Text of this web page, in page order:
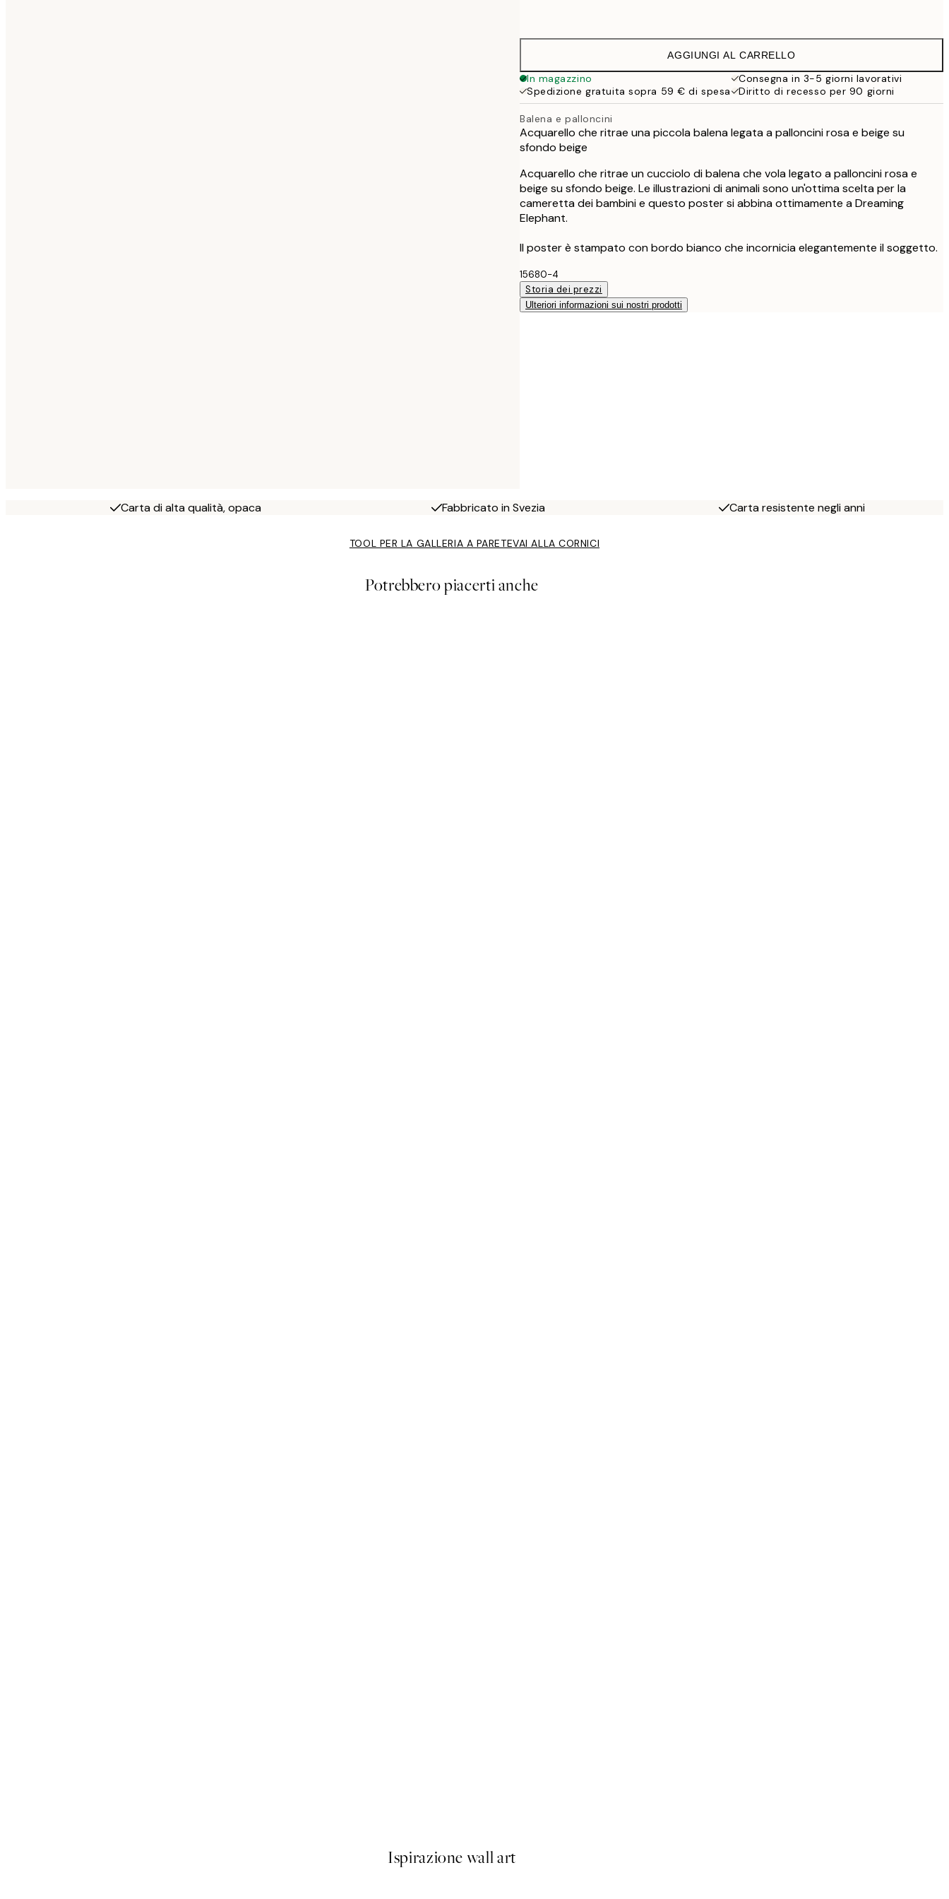
21,95 €
38 €
AGGIUNGI AL CARRELLO
In magazzino
Consegna in 3-5 giorni lavorativi
Spedizione gratuita sopra 59 € di spesa
Diritto di recesso per 90 giorni
Balena e palloncini
Acquarello che ritrae una piccola balena legata a palloncini rosa e beige su
sfondo beige
Acquarello che ritrae un cucciolo di balena che vola legato a palloncini rosa e
beige su sfondo beige. Le illustrazioni di animali sono un'ottima scelta per la
cameretta dei bambini e questo poster si abbina ottimamente a Dreaming
Elephant.
Il poster è stampato con bordo bianco che incornicia elegantemente il soggetto.
15680-4
Storia dei prezzi
Ulteriori informazioni sui nostri prodotti
Carta di alta qualità, opaca Fabbricato in Svezia Carta resistente negli anni
TOOL PER LA GALLERIA A PARETEVAI ALLA CORNICI
Potrebbero piacerti anche
Ispirazione wall art